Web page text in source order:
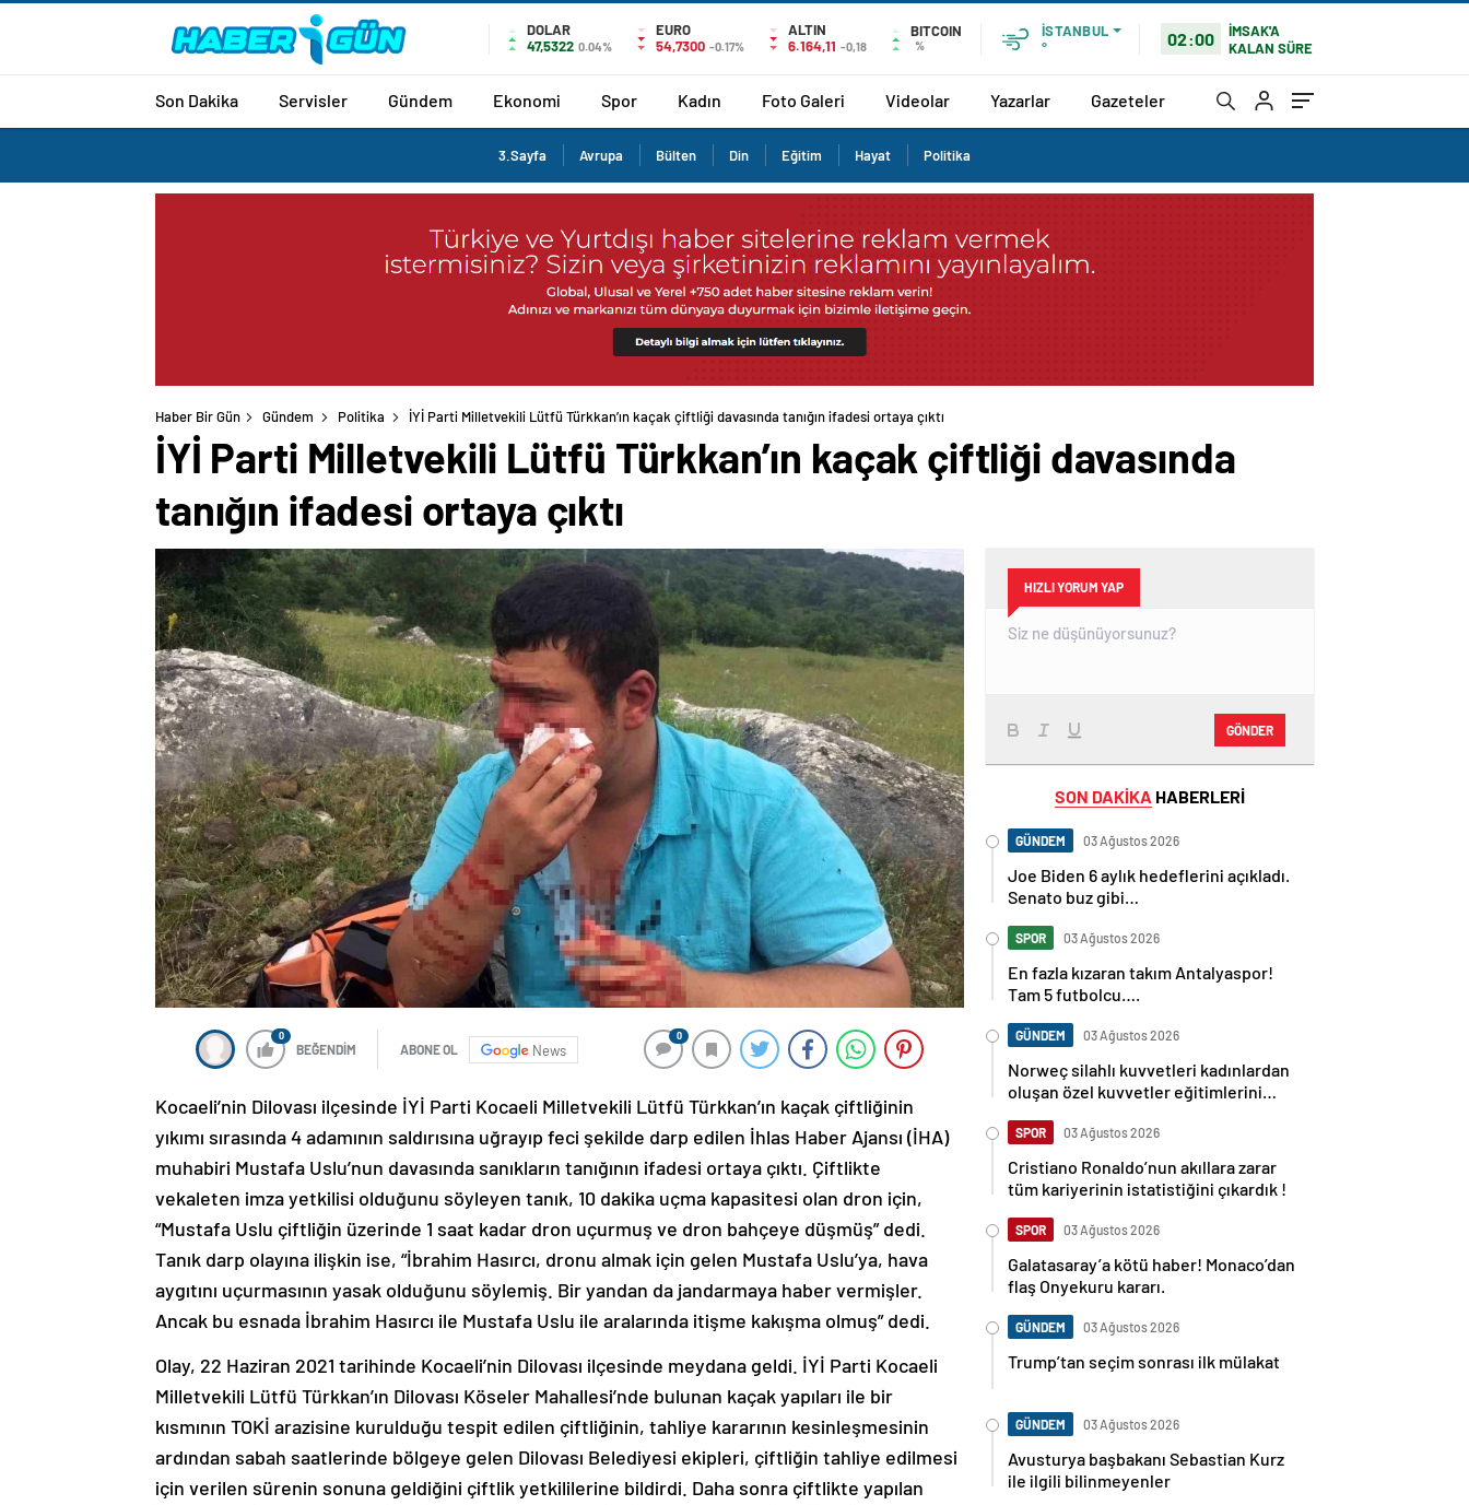
DOLAR
47,5322 0.04%
EURO
54,7300 -0.17%
ALTIN
6.164,11 -0,18
BITCOIN
%
İSTANBUL
°
02:00
İMSAK'A
KALAN SÜRE
Son Dakika Servisler Gündem Ekonomi Spor Kadın Foto Galeri Videolar Yazarlar Gazeteler
3.Sayfa Avrupa Bülten Din Eğitim Hayat Politika
Haber Bir Gün Gündem Politika İYİ Parti Milletvekili Lütfü Türkkan’ın kaçak çiftliği davasında tanığın ifadesi ortaya çıktı
İYİ Parti Milletvekili Lütfü Türkkan’ın kaçak çiftliği davasında
tanığın ifadesi ortaya çıktı
0
BEĞENDİM ABONE OL News
0
Kocaeli’nin Dilovası ilçesinde İYİ Parti Kocaeli Milletvekili Lütfü Türkkan’ın kaçak çiftliğinin
yıkımı sırasında 4 adamının saldırısına uğrayıp feci şekilde darp edilen İhlas Haber Ajansı (İHA)
muhabiri Mustafa Uslu’nun davasında sanıkların tanığının ifadesi ortaya çıktı. Çiftlikte
vekaleten imza yetkilisi olduğunu söyleyen tanık, 10 dakika uçma kapasitesi olan dron için,
“Mustafa Uslu çiftliğin üzerinde 1 saat kadar dron uçurmuş ve dron bahçeye düşmüş” dedi.
Tanık darp olayına ilişkin ise, “İbrahim Hasırcı, dronu almak için gelen Mustafa Uslu’ya, hava
aygıtını uçurmasının yasak olduğunu söylemiş. Bir yandan da jandarmaya haber vermişler.
Ancak bu esnada İbrahim Hasırcı ile Mustafa Uslu ile aralarında itişme kakışma olmuş” dedi.
Olay, 22 Haziran 2021 tarihinde Kocaeli’nin Dilovası ilçesinde meydana geldi. İYİ Parti Kocaeli
Milletvekili Lütfü Türkkan’ın Dilovası Köseler Mahallesi’nde bulunan kaçak yapıları ile bir
kısmının TOKİ arazisine kurulduğu tespit edilen çiftliğinin, tahliye kararının kesinleşmesinin
ardından sabah saatlerinde bölgeye gelen Dilovası Belediyesi ekipleri, çiftliğin tahliye edilmesi
için verilen sürenin sonuna geldiğini çiftlik yetkililerine bildirdi. Daha sonra çiftlikte yapılan
HIZLI YORUM YAP
GÖNDER
SON DAKİKA HABERLERİ
GÜNDEM 03 Ağustos 2026
Joe Biden 6 aylık hedeflerini açıkladı.
Senato buz gibi…
SPOR 03 Ağustos 2026
En fazla kızaran takım Antalyaspor!
Tam 5 futbolcu….
GÜNDEM 03 Ağustos 2026
Norweç silahlı kuvvetleri kadınlardan
oluşan özel kuvvetler eğitimlerini
SPOR 03 Ağustos 2026
Cristiano Ronaldo’nun akıllara zarar
tüm kariyerinin istatistiğini çıkardık !
SPOR 03 Ağustos 2026
Galatasaray’a kötü haber! Monaco’dan
flaş Onyekuru kararı.
GÜNDEM 03 Ağustos 2026
Trump’tan seçim sonrası ilk mülakat
GÜNDEM 03 Ağustos 2026
Avusturya başbakanı Sebastian Kurz
ile ilgili bilinmeyenler